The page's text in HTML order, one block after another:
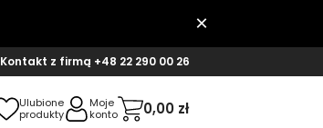
Kontakt z firmą +48 22 290 00 26
Ulubione
produkty
Moje
konto
0,00 zł